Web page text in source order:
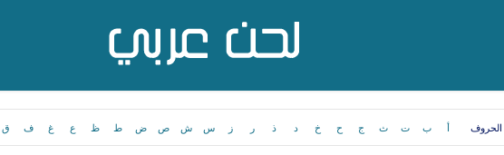
الحروف أ ب ت ث ج ح خ د ذ ر ز س ش ص ض ط ظ ع غ ف ق